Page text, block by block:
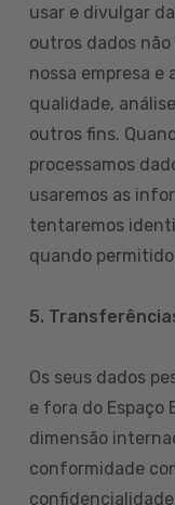
usar e divulgar
outros dados
nossa empresa e
qualidade,
outros fins.
processamos
usaremos as
tentaremos
quando
5.
Os seus dados
e fora do Espaço
dimensão
conformidade